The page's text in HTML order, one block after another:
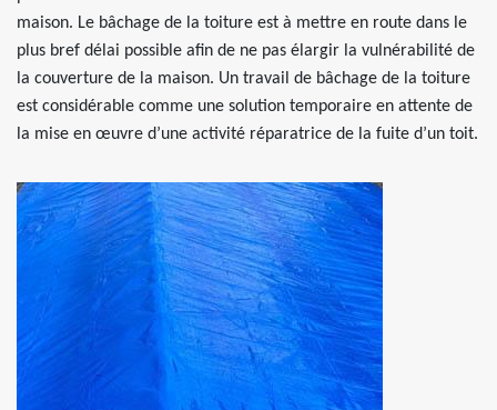
maison. Le bâchage de la toiture est à mettre en route dans le
plus bref délai possible afin de ne pas élargir la vulnérabilité de
la couverture de la maison. Un travail de bâchage de la toiture
est considérable comme une solution temporaire en attente de
la mise en œuvre d’une activité réparatrice de la fuite d’un toit.